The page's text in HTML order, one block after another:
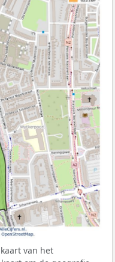
van het